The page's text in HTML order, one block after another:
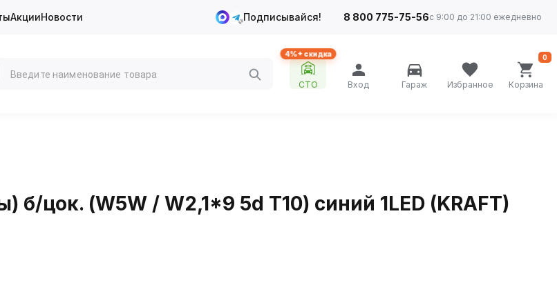
АкцииНовости Подписывайся! 8 800 775-75-56с 9:00 до 21:00 ежедневно
4%+ скидка
СТО Вход Гараж Избранное Корзина
0
б/цок. (W5W / W2,1*9 5d T10) синий 1LED (KRAFT)